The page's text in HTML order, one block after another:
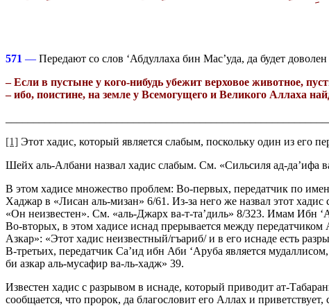
571 — Передают со слов ‘Абдуллаха бин Мас’уда, да будет
– Если в пустыне у кого-нибудь убежит верховое животное,
– ибо, поистине, на земле у Всемогущего и Великого Аллаха
[1] Этот хадис, который является слабым, поскольку один из его
Шейх аль-Албани назвал хадис слабым. См. «Сильсиля ад-да’ифа
В этом хадисе множество проблем: Во-первых, передатчик по
Хаджар в «Лисан аль-мизан» 6/61. Из-за него же назвал этот
«Он неизвестен». См. «аль-Джарх ва-т-та’диль» 8/323. Имам Ибн
Во-вторых, в этом хадисе иснад прерывается между
Азкар»: «Этот хадис неизвестный/гъариб/ и в его иснаде есть
В-третьих, передатчик Са’ид ибн Аби ‘Аруба является
би азкар аль-мусафир ва-ль-хадж» 39.
Известен хадис с разрывом в иснаде, который приводит ат-
сообщается, что пророк, да благословит его Аллах и приветствует,